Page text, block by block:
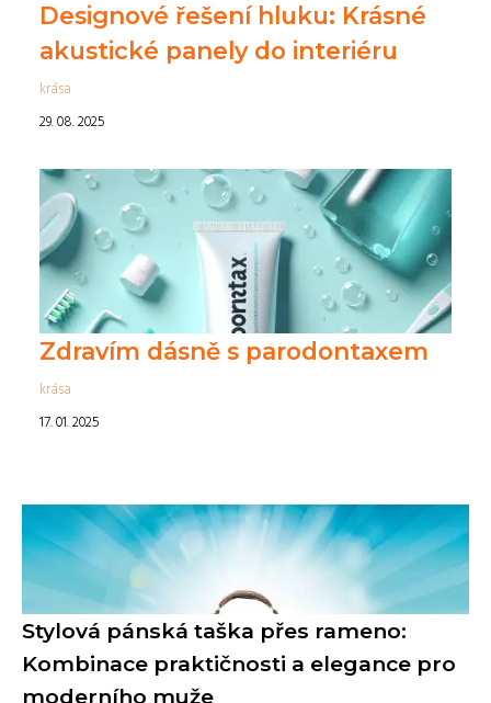
Designové řešení hluku: Krásné
akustické panely do interiéru
krása
29. 08. 2025
Zdravím dásně s parodontaxem
krása
17. 01. 2025
Stylová pánská taška přes rameno:
Kombinace praktičnosti a elegance pro
moderního muže